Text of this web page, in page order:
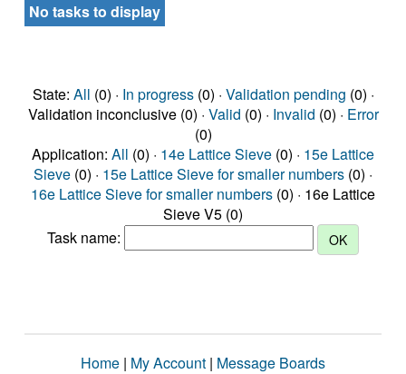
No tasks to display
State: All (0) · In progress(0) · Validation pending (0) ·
Validation inconclusive (0) · Valid (0) · Invalid (0) · Error
(0)
Application: All (0) · 14e Lattice Sieve (0) · 15e Lattice
Sieve (0) · 15e Lattice Sieve for smaller numbers (0) ·
16e Lattice Sieve for smaller numbers (0) · 16e Lattice
Sieve V5 (0)
Task name:
Home | My Account | Message Boards